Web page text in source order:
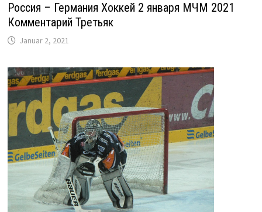
Россия – Германия Хоккей 2 января МЧМ 2021
Комментарий Третьяк
Januar 2, 2021